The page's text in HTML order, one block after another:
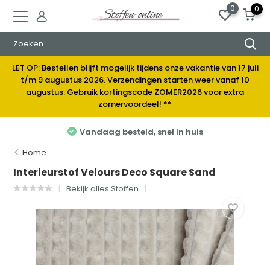
0 0
LET OP: Bestellen blijft mogelijk tijdens onze vakantie van 17 juli
t/m 9 augustus 2026. Verzendingen starten weer vanaf 10
augustus. Gebruik kortingscode ZOMER2026 voor extra
zomervoordeel! **
Vandaag besteld, snel in huis
Home
Interieurstof Velours Deco Square Sand
Bekijk alles Stoffen